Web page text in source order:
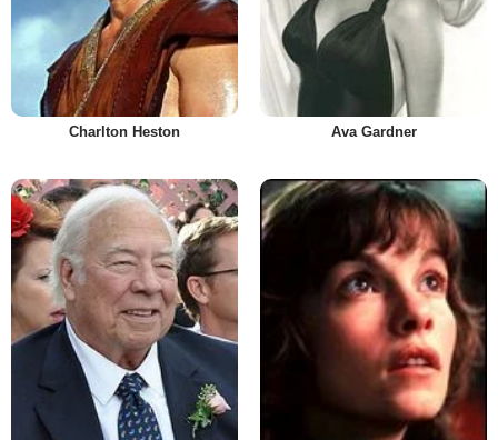
Charlton Heston Ava Gardner